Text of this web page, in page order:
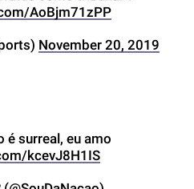
AoBjm71zPP
November 20, 2019
é surreal, eu amo
kcevJ8H1IS